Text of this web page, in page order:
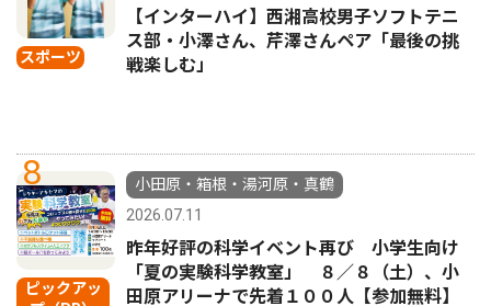
スポーツ
【インターハイ】西湘高校男子ソフトテニ
ス部・小澤さん、芹澤さんペア「最後の挑
戦楽しむ」
8
ピックアッ
小田原・箱根・湯河原・真鶴
2026.07.11
昨年好評の科学イベント再び 小学生向け
「夏の実験科学教室」 ８／８（土）、小
田原アリーナで先着１００人【参加無料】